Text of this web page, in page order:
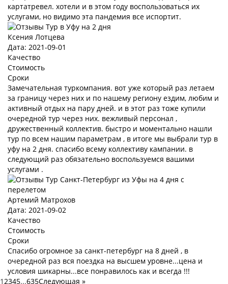
картатревел. хотели и в этом году воспользоваться их
услугами, но видимо эта пандемия все испортит.
Ксения Лотцева
Дата: 2021-09-01
Качество
Стоимость
Сроки
Замечательная туркомпания. вот уже который раз летаем
за границу через них и по нашему региону ездим, любим и
активный отдых на пару дней. и в этот раз тоже купили
очередной тур через них. вежливый персонал ,
дружественный коллектив. быстро и моментально нашли
тур по всем нашим параметрам , в итоге мы выбрали тур в
уфу на 2 дня. спасибо всему коллективу кампании. в
следующий раз обязательно воспользуемся вашими
услугами .
Артемий Матрохов
Дата: 2021-09-02
Качество
Стоимость
Сроки
Спасибо огромное за санкт-петербург на 8 дней , в
очередной раз вся поездка на высшем уровне...цена и
условия шикарны...все понравилось как и всегда !!!
12345...635Следующая »